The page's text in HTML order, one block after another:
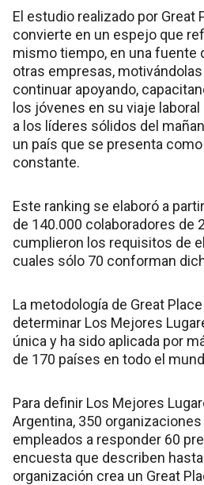
El estudio realizado por Great
convierte en un espejo que
mismo tiempo, en una fuente
otras empresas,
continuar apoyando,
los jóvenes en su viaje
a los líderes sólidos del
un país que se presenta
constante.
Este ranking se elaboró a
de 140.000 colaboradores de
cumplieron los requisitos de
cuales sólo 70 conforman
La metodología de Great
determinar Los Mejores
única y ha sido aplicada por
de 170 países en todo el
Para definir Los Mejores
Argentina, 350
empleados a responder 60
encuesta que describen
organización crea un Great